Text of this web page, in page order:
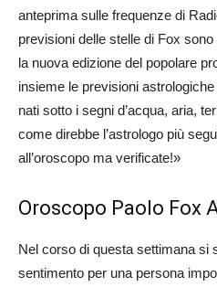
anteprima sulle frequenze di
previsioni delle stelle di Fox
la nuova edizione del popolare
insieme le previsioni
nati sotto i segni d’acqua, aria,
come direbbe l’astrologo più
all’oroscopo ma verificate!»
Oroscopo Paolo Fox
Nel corso di questa settimana si
sentimento per una persona